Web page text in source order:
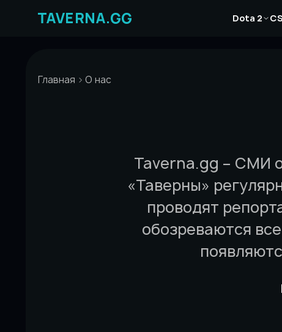
Dota 2
Статьи
Главная О нас
Taverna.gg – СМИ
«Таверны»
проводят
обозреваются